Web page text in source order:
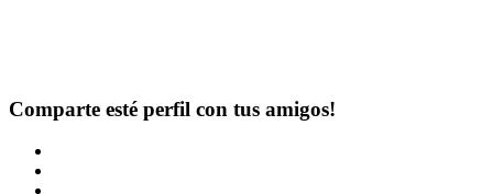
Comparte esté perfil con tus amigos!